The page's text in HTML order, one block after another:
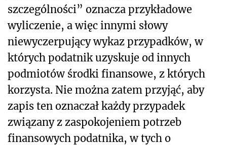
szczególności” oznacza przykładowe
wyliczenie, a więc innymi słowy
niewyczerpujący wykaz przypadków, w
których podatnik uzyskuje od innych
podmiotów środki finansowe, z których
korzysta. Nie można zatem przyjąć, aby
zapis ten oznaczał każdy przypadek
związany z zaspokojeniem potrzeb
finansowych podatnika, w tych o